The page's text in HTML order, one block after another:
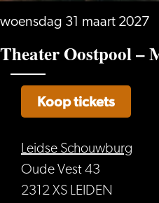
woensdag 31 maart 2027
Theater Oostpool –
Leidse Schouwburg
Oude Vest 43
2312 XS LEIDEN
Koop tickets